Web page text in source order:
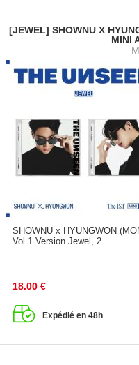
[JEWEL] SHOWNU X
MINI
SHOWNU x HYUNGWON
Vol.1 Version Jewel, 2...
18.00 €
Expédié en 48h